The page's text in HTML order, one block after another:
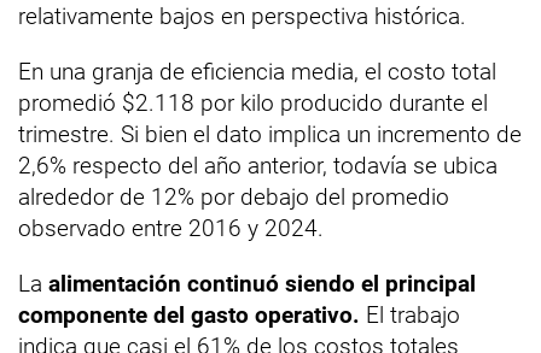
relativamente bajos en perspectiva histórica.
En una granja de eficiencia media, el costo total
promedió $2.118 por kilo producido durante el
trimestre. Si bien el dato implica un incremento de
2,6% respecto del año anterior, todavía se ubica
alrededor de 12% por debajo del promedio
observado entre 2016 y 2024.
La alimentación continuó siendo el principal
componente del gasto operativo. El trabajo
indica que casi el 61% de los costos totales